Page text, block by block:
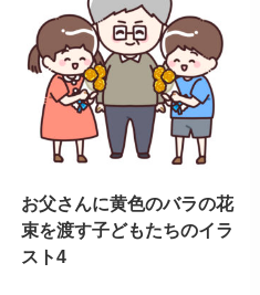
お父さんに黄色のバラの花
束を渡す子どもたちのイラ
スト4